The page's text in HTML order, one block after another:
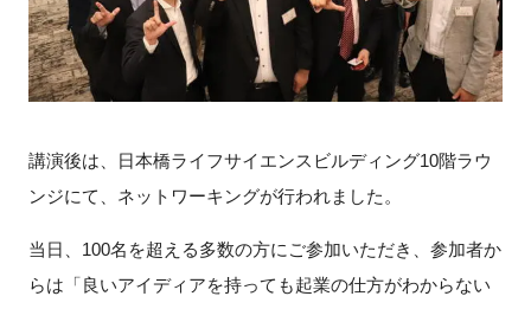
講演後は、日本橋ライフサイエンスビルディング10階ラウ
ンジにて、ネットワーキングが行われました。
当日、100名を超える多数の方にご参加いただき、参加者か
らは「良いアイディアを持っても起業の仕方がわからない